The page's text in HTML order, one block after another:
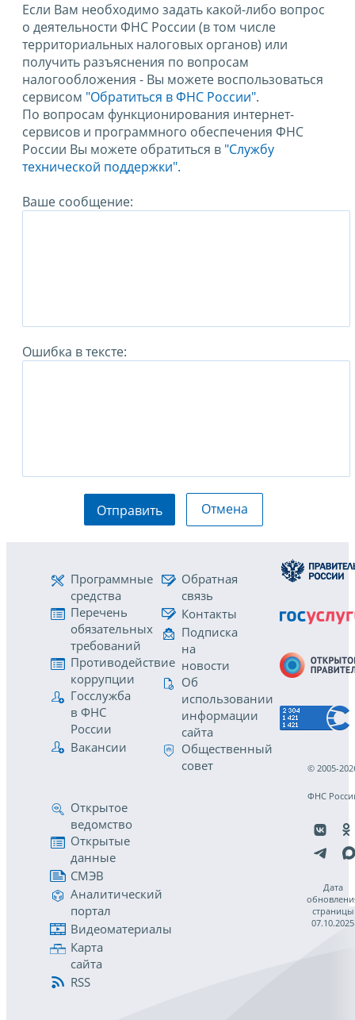
Если Вам необходимо задать какой-либо вопрос
о деятельности ФНС России (в том числе
территориальных налоговых органов) или
получить разъяснения по вопросам
налогообложения - Вы можете воспользоваться
сервисом "Обратиться в ФНС России".
По вопросам функционирования интернет-
сервисов и программного обеспечения ФНС
России Вы можете обратиться в "Службу
технической поддержки".
Ваше сообщение:
Ошибка в тексте:
Отправить Отмена
Программные
средства
Перечень
обязательных
требований
Противодействие
коррупции
Госслужба
в ФНС
России
Вакансии
Обратная
связь
Контакты
Подписка
на
новости
Об
использовании
информации
сайта
Общественный
совет
Открытое
ведомство
Открытые
данные
СМЭВ
Аналитический
портал
Видеоматериалы
Карта
сайта
RSS
© 2005-
ФНС
Дата
страницы
07.10.2025